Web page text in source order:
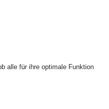
alle für ihre optimale Funktion